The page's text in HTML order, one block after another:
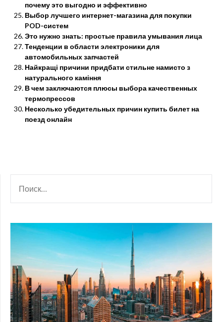
почему это выгодно и эффективно
Выбор лучшего интернет-магазина для покупки
POD-систем
Это нужно знать: простые правила умывания лица
Тенденции в области электроники для
автомобильных запчастей
Найкращі причини придбати стильне намисто з
натурального каміння
В чем заключаются плюсы выбора качественных
термопрессов
Несколько убедительных причин купить билет на
поезд онлайн